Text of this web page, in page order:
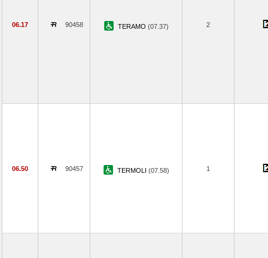
06.17 90458 TERAMO (07.37) 2
06.50 90457 TERMOLI (07.58) 1